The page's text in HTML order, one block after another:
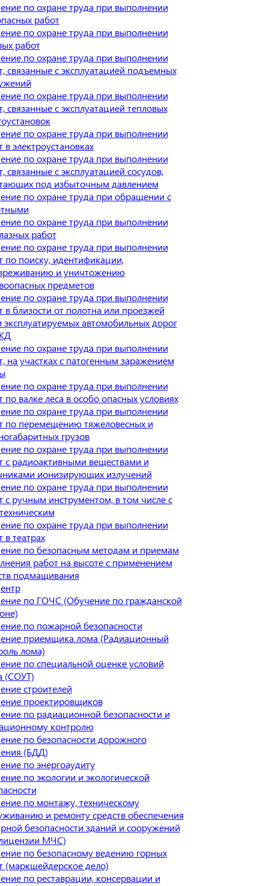
по охране труда при выполнении
работ
по охране труда при выполнении
работ
по охране труда при выполнении
связанные с эксплуатацией подъемных
по охране труда при выполнении
связанные с эксплуатацией тепловых
по охране труда при выполнении
в электроустановках
по охране труда при выполнении
связанные с эксплуатацией сосудов,
под избыточным давлением
по охране труда при обращении с
по охране труда при выполнении
работ
по охране труда при выполнении
по поиску, идентификации,
и уничтожению
предметов
по охране труда при выполнении
в близости от полотна или проезжей
эксплуатируемых автомобильных дорог
по охране труда при выполнении
на участках с патогенным заражением
по охране труда при выполнении
по валке леса в особо опасных условиях
по охране труда при выполнении
по перемещению тяжеловесных и
грузов
по охране труда при выполнении
с радиоактивными веществами и
ионизирующих излучений
по охране труда при выполнении
с ручным инструментом, в том числе с
по охране труда при выполнении
в театрах
по безопасным методам и приемам
работ на высоте с применением
подмащивания
по ГОЧС (Обучение по гражданской
по пожарной безопасности
приемщика лома (Радиационный
лома)
по специальной оценке условий
(СОУТ)
строителей
проектировщиков
по радиационной безопасности и
контролю
по безопасности дорожного
(БДД)
по энергоаудиту
по экологии и экологической
по монтажу, техническому
и ремонту средств обеспечения
безопасности зданий и сооружений
МЧС)
по безопасному ведению горных
(маркшейдерское дело)
по реставрации, консервации и